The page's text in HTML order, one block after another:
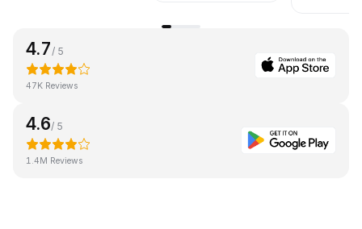
4.7 / 5
47K Reviews
4.6/ 5
1.4M Reviews